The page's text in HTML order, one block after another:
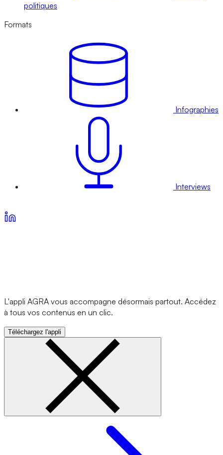
politiques
Formats
Infographies
Interviews
L'appli AGRA vous accompagne désormais partout. Accédez
à tous vos contenus en un clic.
Téléchargez l'appli